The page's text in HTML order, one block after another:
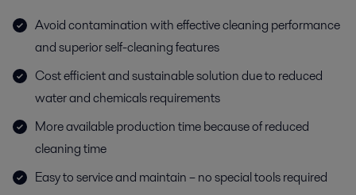
Avoid contamination with effective cleaning performance
and superior self-cleaning features
Cost efficient and sustainable solution due to reduced
water and chemicals requirements
More available production time because of reduced
cleaning time
Easy to service and maintain – no special tools required